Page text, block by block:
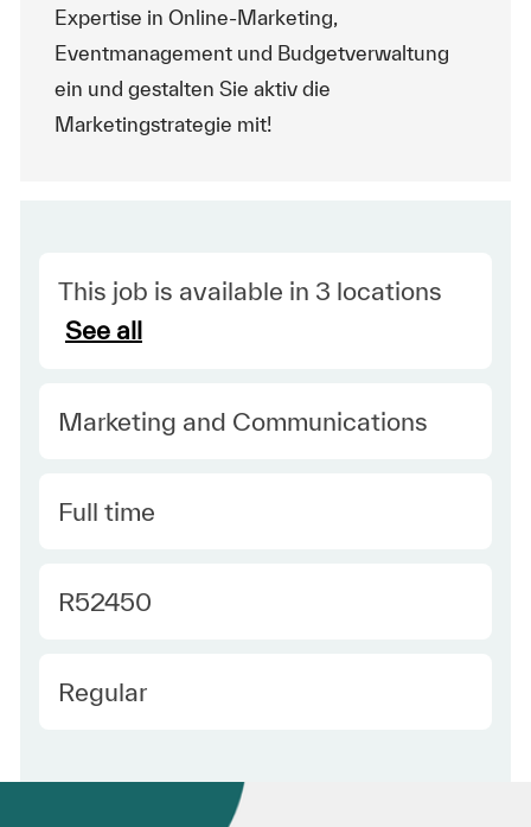
Expertise in Online-Marketing,
Eventmanagement und Budgetverwaltung
ein und gestalten Sie aktiv die
Marketingstrategie mit!
This job is available in 3 locations
See all
Category
Marketing and Communications
Type
Full time
Required Id
R52450
Employee Type
Regular